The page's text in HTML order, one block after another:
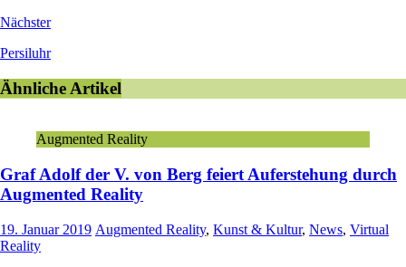
Nächster
Persiluhr
Ähnliche Artikel
Augmented Reality
Graf Adolf der V. von Berg feiert Auferstehung durch
Augmented Reality
19. Januar 2019 Augmented Reality, Kunst & Kultur, News, Virtual
Reality